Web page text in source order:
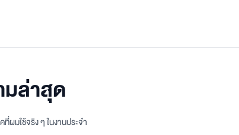
ล่าสุด
ผมใช้จริง ๆ ในงานประจำ